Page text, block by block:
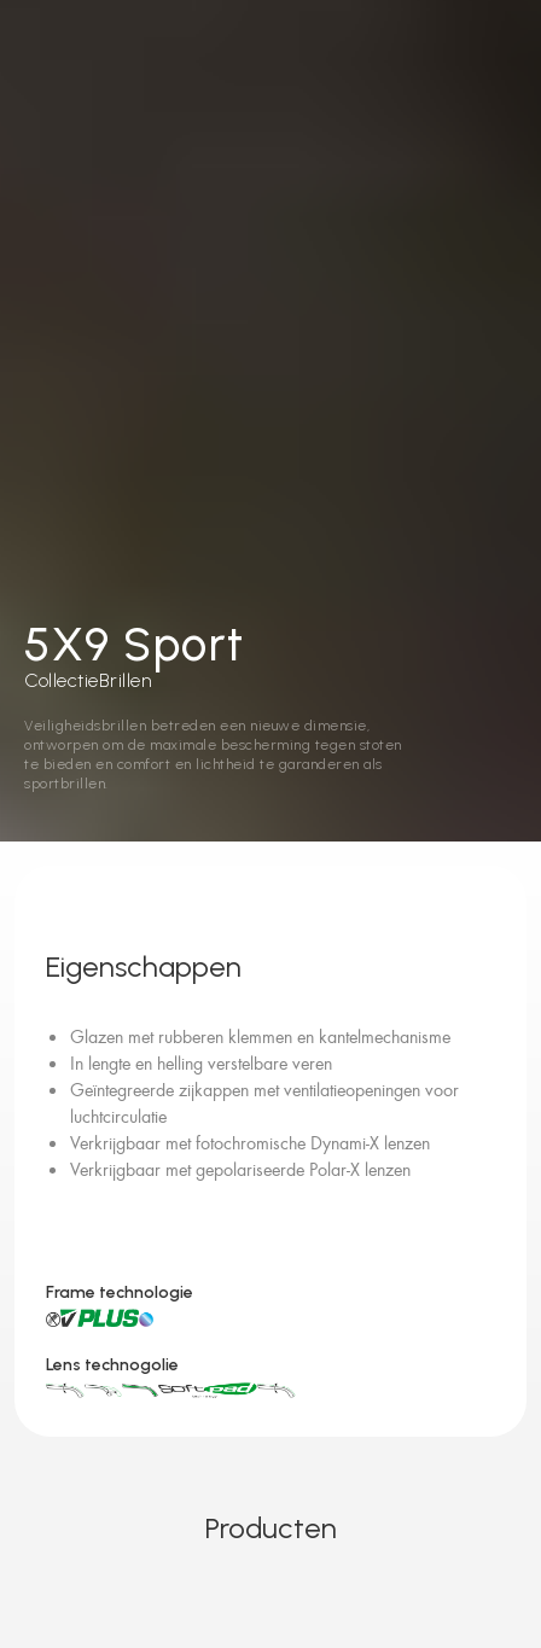
5X9 Sport
CollectieBrillen
Veiligheidsbrillen betreden een nieuwe dimensie,
ontworpen om de maximale bescherming tegen stoten
te bieden en comfort en lichtheid te garanderen als
sportbrillen.
Eigenschappen
Glazen met rubberen klemmen en kantelmechanisme
In lengte en helling verstelbare veren
Geïntegreerde zijkappen met ventilatieopeningen voor
luchtcirculatie
Verkrijgbaar met fotochromische Dynami-X lenzen
Verkrijgbaar met gepolariseerde Polar-X lenzen
Frame technologie
Lens technogolie
Producten